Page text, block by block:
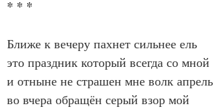
* * *
Ближе к вечеру пахнет сильнее ель
это праздник который всегда со мной
и отныне не страшен мне волк апрель
во вчера обращён серый взор мой